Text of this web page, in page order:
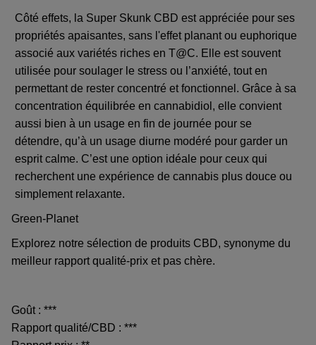
Côté effets, la Super Skunk CBD est appréciée pour ses
propriétés apaisantes, sans l'effet planant ou euphorique
associé aux variétés riches en T@C. Elle est souvent
utilisée pour soulager le stress ou l’anxiété, tout en
permettant de rester concentré et fonctionnel. Grâce à sa
concentration équilibrée en cannabidiol, elle convient
aussi bien à un usage en fin de journée pour se
détendre, qu’à un usage diurne modéré pour garder un
esprit calme. C’est une option idéale pour ceux qui
recherchent une expérience de cannabis plus douce ou
simplement relaxante.
Green-Planet
Explorez notre sélection de produits CBD, synonyme du
meilleur rapport qualité-prix et pas chère.
Goût : ***
Rapport qualité/CBD : ***